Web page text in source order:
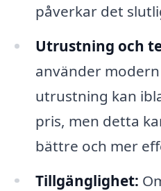
påverkar det
Utrustning och
använder
utrustning kan
pris, men detta
bättre och mer
Tillgänglighet: